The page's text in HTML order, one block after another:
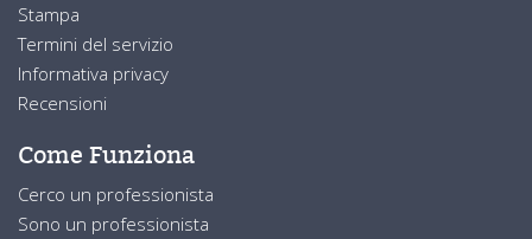
Stampa
Termini del servizio
Informativa privacy
Recensioni
Come Funziona
Cerco un professionista
Sono un professionista